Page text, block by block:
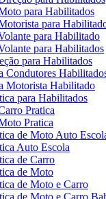
para Habilitados
para
para Habilitado
para Habilitados
para Habilitados
Condutores
Motorista Habilitado
para Habilitados
Pratica
Pratica
de Moto Auto
Auto Escola
de Carro
de Moto
de Moto e Carro